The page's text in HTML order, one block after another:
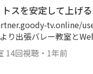
み期間に家で行えるト
に必要な全身の筋肉が
ださい‼️ 私たちもせ
頑張りますので 皆さん
#
トスを安定して上げ
り出張バレー教室と
る動画を、全て無料で
１人でも上達の気づき
14回視聴 ・ 1年前